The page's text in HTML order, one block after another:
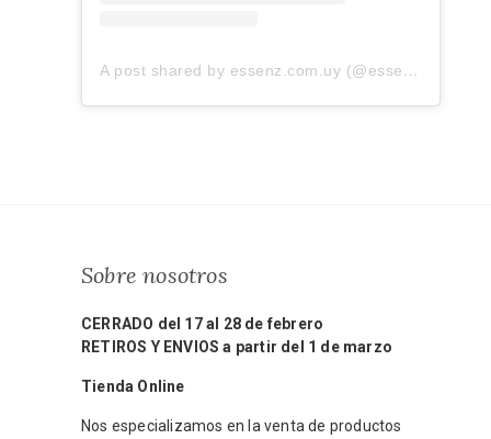
A post shared by essenz.com.uy (@essenz.com.uy)
Sobre nosotros
CERRADO del 17 al 28 de febrero
RETIROS Y ENVIOS a partir del 1 de marzo
Tienda Online
Nos especializamos en la venta de productos